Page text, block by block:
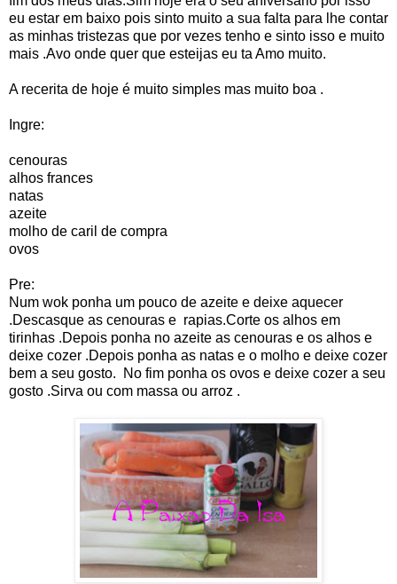
eu estar em baixo pois sinto muito a sua falta para lhe contar
as minhas tristezas que por vezes tenho e sinto isso e muito
mais .Avo onde quer que esteijas eu ta Amo muito.
A recerita de hoje é muito simples mas muito boa .
Ingre:
cenouras
alhos frances
natas
azeite
molho de caril de compra
ovos
Pre:
Num wok ponha um pouco de azeite e deixe aquecer
.Descasque as cenouras e rapias.Corte os alhos em
tirinhas .Depois ponha no azeite as cenouras e os alhos e
deixe cozer .Depois ponha as natas e o molho e deixe cozer
bem a seu gosto. No fim ponha os ovos e deixe cozer a seu
gosto .Sirva ou com massa ou arroz .